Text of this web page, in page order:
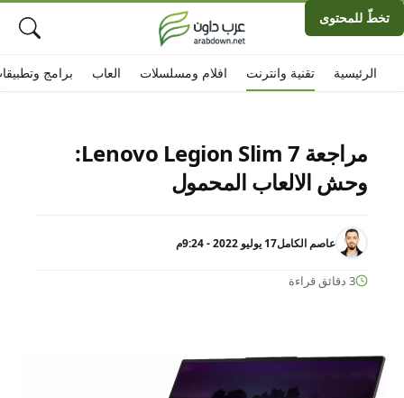
تخطّ للمحتوى
الرئيسية افلام ومسلسلات تقنية وانترنت العاب برامج
مراجعة Lenovo Legion Slim 7:
وحش الالعاب المحمول
عاصم الكامل17 يوليو 2022 - 9:24م
3 دقائق قراءة